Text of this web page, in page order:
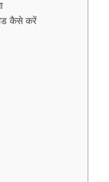
कैसे करें